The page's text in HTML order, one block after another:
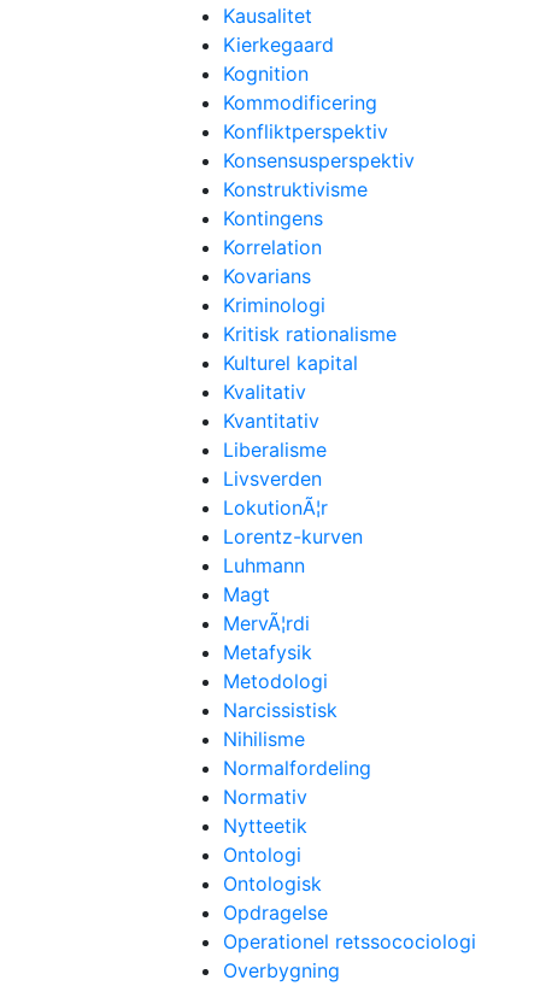
Kausalitet
Kierkegaard
Kognition
Kommodificering
Konfliktperspektiv
Konsensusperspektiv
Konstruktivisme
Kontingens
Korrelation
Kovarians
Kriminologi
Kritisk rationalisme
Kulturel kapital
Kvalitativ
Kvantitativ
Liberalisme
Livsverden
LokutionÃ¦r
Lorentz-kurven
Luhmann
Magt
MervÃ¦rdi
Metafysik
Metodologi
Narcissistisk
Nihilisme
Normalfordeling
Normativ
Nytteetik
Ontologi
Ontologisk
Opdragelse
Operationel retssocociologi
Overbygning